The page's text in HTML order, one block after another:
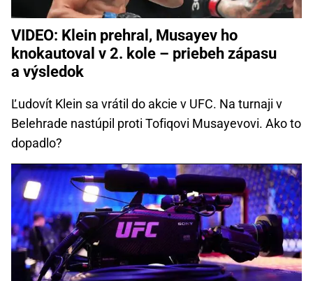
VIDEO: Klein prehral, Musayev ho
knokautoval v 2. kole – priebeh zápasu
a výsledok
Ľudovít Klein sa vrátil do akcie v UFC. Na turnaji v
Belehrade nastúpil proti Tofiqovi Musayevovi. Ako to
dopadlo?